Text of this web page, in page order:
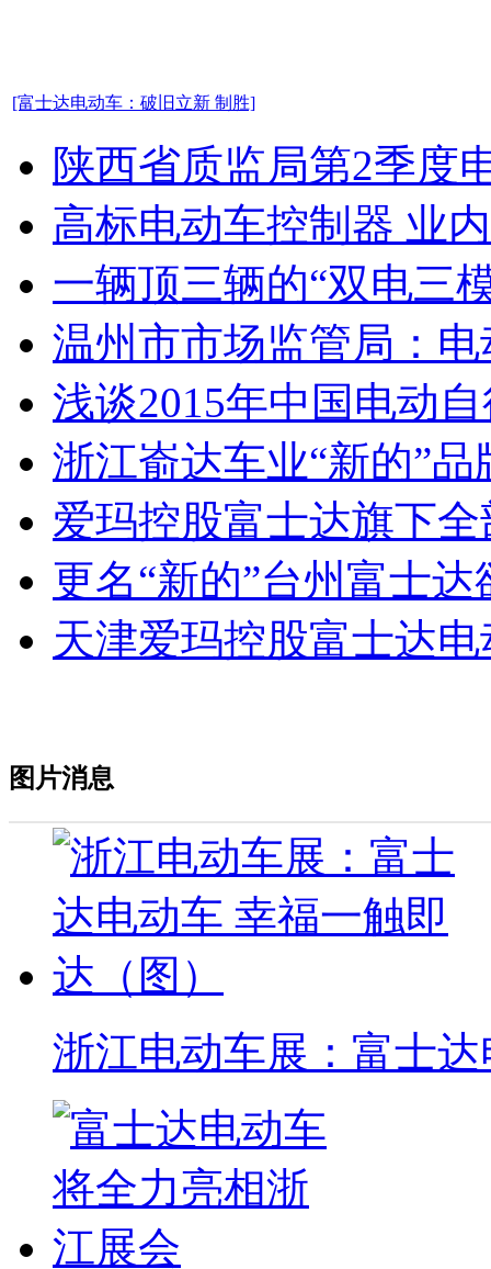
[富士达电动车：破旧立新 制胜]
陕西省质监局第2季度
高标电动车控制器 业
一辆顶三辆的“双电三
温州市市场监管局：
浅谈2015年中国电动
浙江嵛达车业“新的”品
爱玛控股富士达旗下
更名“新的”台州富士达
天津爱玛控股富士达
图片消息
浙江电动车展：富士达